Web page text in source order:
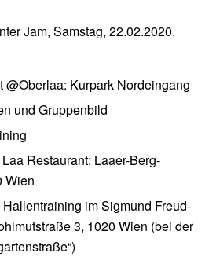
Jam, Samstag, 22.02.2020,
@Oberlaa: Kurpark Nordeingang
und Gruppenbild
Restaurant: Laaer-Berg-
Wien
im Sigmund Freud-
3, 1020 Wien (bei der